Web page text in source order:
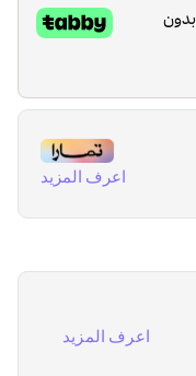
اعرف المزيد
اعرف المزيد